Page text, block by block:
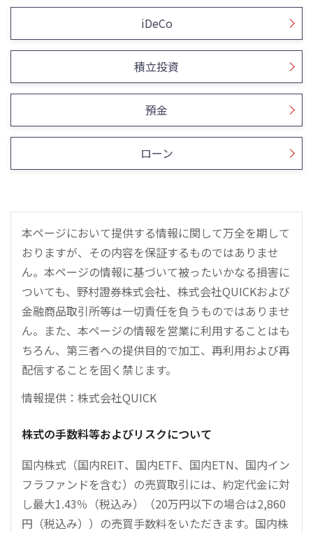
iDeCo
積立投資
預金
ローン
本ページにおいて提供する情報に関して万全を期して
おりますが、その内容を保証するものではありませ
ん。本ページの情報に基づいて被ったいかなる損害に
ついても、野村證券株式会社、株式会社QUICKおよび
金融商品取引所等は一切責任を負うものではありませ
ん。また、本ページの情報を営業に利用することはも
ちろん、第三者への提供目的で加工、再利用および再
配信することを固く禁じます。
情報提供：株式会社QUICK
株式の手数料等およびリスクについて
国内株式（国内REIT、国内ETF、国内ETN、国内イン
フラファンドを含む）の売買取引には、約定代金に対
し最大1.43％（税込み）（20万円以下の場合は2,860
円（税込み））の売買手数料をいただきます。国内株